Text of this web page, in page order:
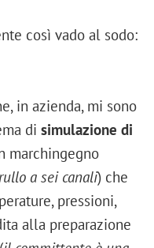
così vado al sodo:
in azienda, mi sono
di simulazione di
marchingegno
a sei canali) che
pressioni,
alla preparazione